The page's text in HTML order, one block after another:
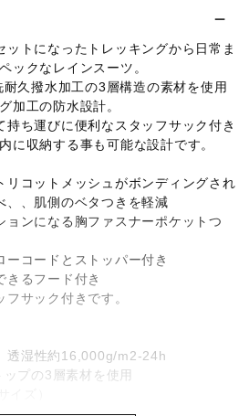
イン
サイズ
ッズ
ンス
トになったトレッキングから日常ま
ックなレインスーツ。
久撥水加工の3層構造の素材を使用
加工の防水設計。
ち運びに便利なスタッフサック付き
に収納する事も可能な設計です。
リコットメッシュがボンディングされ
、、肌側のベタつきを軽減
ョンになる胸ファスナーポケットつ
コードとストッパー付き
きるフード付き
サック付きです。
透湿性約16,000g/m2-24h
プの3層素材を使用